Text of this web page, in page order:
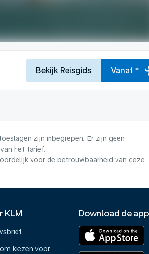
Bekijk Reisgids Vanaf *
zijn inbegrepen. Er zijn geen
het tarief.
voor de betrouwbaarheid van deze
KLM
kiezen voor
Download de app